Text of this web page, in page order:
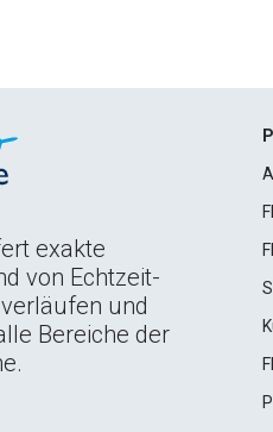
exakte
von Echtzeit-
und
Bereiche der